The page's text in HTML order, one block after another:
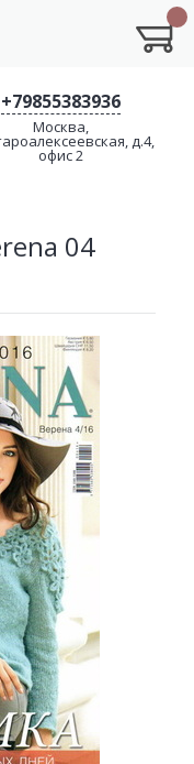
+79855383936
Москва,
д.4,
офис 2
04